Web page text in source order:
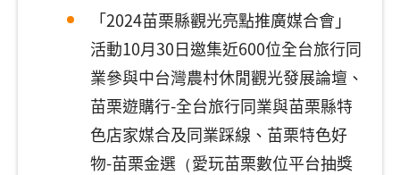
「2024苗栗縣觀光亮點推廣媒合會」
活動10月30日邀集近600位全台旅行同
業參與中台灣農村休閒觀光發展論壇、
苗栗遊購行-全台旅行同業與苗栗縣特
色店家媒合及同業踩線、苗栗特色好
物-苗栗金選（愛玩苗栗數位平台抽獎